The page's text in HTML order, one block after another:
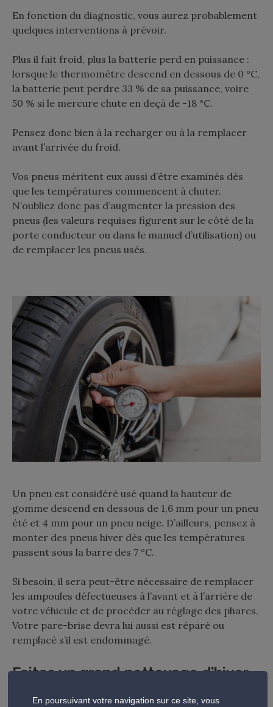
En fonction du diagnostic, vous aurez probablement
quelques interventions à prévoir.
Plus il fait froid, plus la batterie perd en puissance :
lorsque le thermomètre descend en dessous de 0 °C,
la batterie peut perdre 33 % de sa puissance, voire
50 % si le mercure chute en deçà de -18 °C.
Pensez donc bien à la recharger ou à la remplacer
avant l’arrivée du froid.
Vos pneus méritent eux aussi d’être examinés dès
que les températures commencent à chuter.
N’oubliez donc pas d’augmenter la pression des
pneus (les valeurs requises figurent sur le côté de la
porte conducteur ou dans le manuel d’utilisation) ou
de remplacer les pneus usés.
Un pneu est considéré usé quand la hauteur de
gomme descend en dessous de 1,6 mm pour un pneu
été et 4 mm pour un pneu neige. D’ailleurs, pensez à
monter des pneus hiver dès que les températures
passent sous la barre des 7 °C.
Si besoin, il sera peut-être nécessaire de remplacer
les ampoules défectueuses à l’avant et à l’arrière de
votre véhicule et de procéder au réglage des phares.
Votre pare-brise devra lui aussi est réparé ou
remplacé s’il est endommagé.
Faites un grand nettoyage d’hiver
S’il est vrai qu’il est bien plus agréable de briquer et
En poursuivant votre navigation sur ce site, vous